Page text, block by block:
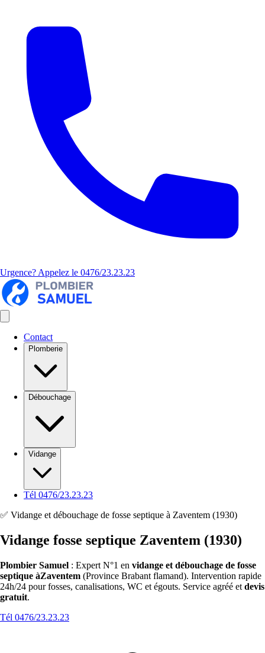
Urgence? Appelez le 0476/23.23.23
Contact
Plomberie
Débouchage
Vidange
Tél 0476/23.23.23
✅ Vidange et débouchage de fosse septique à Zaventem (1930)
Vidange fosse septique Zaventem (1930)
Plombier Samuel : Expert N°1 en vidange et débouchage de fosse
septique àZaventem (Province Brabant flamand). Intervention rapide
24h/24 pour fosses, canalisations, WC et égouts. Service agréé et devis
gratuit.
Tél 0476/23.23.23